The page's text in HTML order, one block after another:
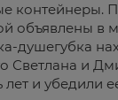
контейнеры.
объявлены в
душегубка
Светлана и
и убедили